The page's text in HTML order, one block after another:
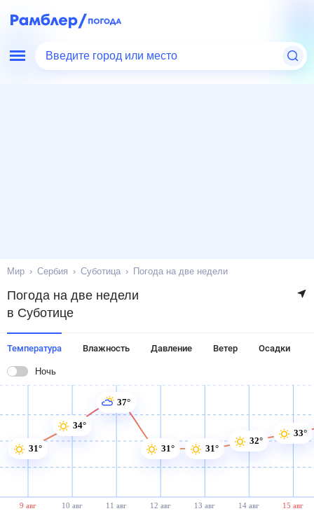
Введите город или место
Мир Сербия Суботица Погода на две недели
Погода на две недели
в Суботице
Температура Влажность Давление Ветер Осадки
Ночь
9 авг 10 авг 11 авг 12 авг 13 авг 14 авг 15 авг
31°
34°
37°
31° 31°
32°
33°